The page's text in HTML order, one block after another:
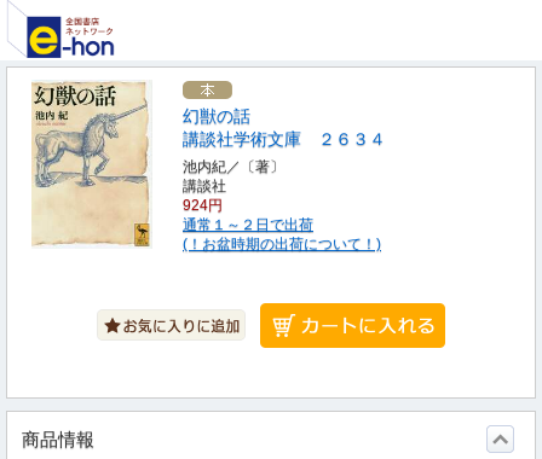
幻獣の話
講談社学術文庫 ２６３４
池内紀／〔著〕
講談社
924円
通常１～２日で出荷
(！お盆時期の出荷について！)
商品情報